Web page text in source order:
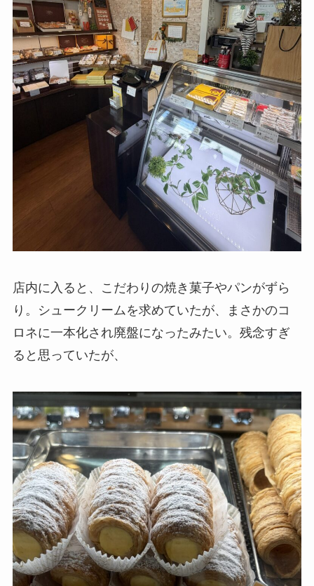
店内に入ると、こだわりの焼き菓子やパンがずら
り。シュークリームを求めていたが、まさかのコ
ロネに一本化され廃盤になったみたい。残念すぎ
ると思っていたが、